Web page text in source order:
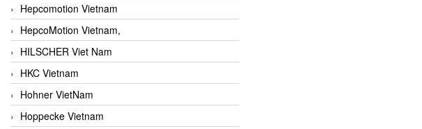
Hepcomotion Vietnam
HepcoMotion Vietnam,
HILSCHER Viet Nam
HKC Vietnam
Hohner VietNam
Hoppecke Vietnam